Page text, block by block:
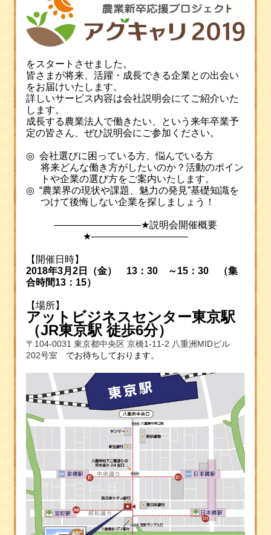
をスタートさせました。
皆さまが将来、活躍・成長できる企業との出会い
をお届けいたします。
詳しいサービス内容は会社説明会にてご紹介いた
します。
成長する農業法人で働きたい、という来年卒業予
定の皆さん、ぜひ説明会にご参加ください。
◎ 会社選びに困っている方、悩んでいる方
将来どんな働き方がしたいのか？活動のポイン
トや企業の選び方をご案内いたします。
◎ “農業界の現状や課題、魅力の発見”基礎知識を
つけて後悔しない企業を探しましょう！
―――――――――★説明会開催概要
★――――――――――
【開催日時】
2018年3月2日（金） 13： 30～15： 30（集
合時間13： 15）
【場所】
アットビジネスセンター東京駅
（JR東京駅 徒歩6分）
〒104-0031 東京都中央区 京橋1-11-2 八重洲MIDビル
202号室 でお待ちしております。